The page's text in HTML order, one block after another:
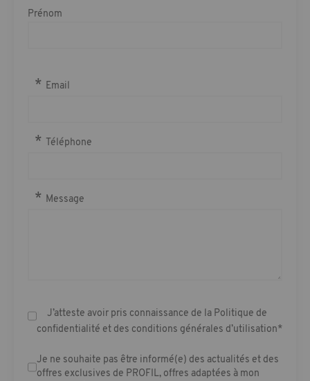
Prénom
Email
Multiple
be
separated
Emails
if
email
address
Téléphone
Message
J’atteste avoir pris connaissance de la Politique de
confidentialité et des conditions générales d’utilisation*
Je ne souhaite pas être informé(e) des actualités et des
offres exclusives de PROFIL, offres adaptées à mon